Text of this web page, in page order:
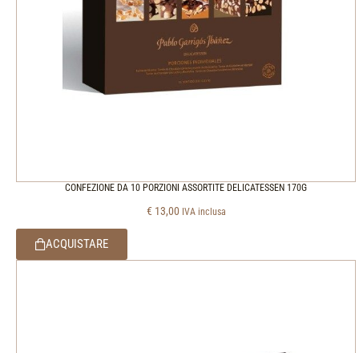
CONFEZIONE DA 10 PORZIONI ASSORTITE DELICATESSEN 170G
€ 13,00 IVA inclusa
ACQUISTARE